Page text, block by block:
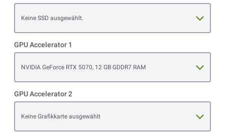
Keine SSD ausgewählt.
GPU Accelerator 1
NVIDIA GeForce RTX 5070, 12 GB GDDR7 RAM
GPU Accelerator 2
Keine Grafikkarte ausgewählt